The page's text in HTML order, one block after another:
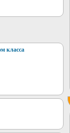
класса